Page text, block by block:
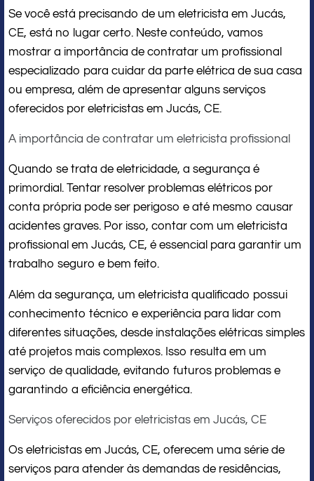
Se você está precisando de um eletricista em Jucás,
CE, está no lugar certo. Neste conteúdo, vamos
mostrar a importância de contratar um profissional
especializado para cuidar da parte elétrica de sua casa
ou empresa, além de apresentar alguns serviços
oferecidos por eletricistas em Jucás, CE.
A importância de contratar um eletricista profissional
Quando se trata de eletricidade, a segurança é
primordial. Tentar resolver problemas elétricos por
conta própria pode ser perigoso e até mesmo causar
acidentes graves. Por isso, contar com um eletricista
profissional em Jucás, CE, é essencial para garantir um
trabalho seguro e bem feito.
Além da segurança, um eletricista qualificado possui
conhecimento técnico e experiência para lidar com
diferentes situações, desde instalações elétricas simples
até projetos mais complexos. Isso resulta em um
serviço de qualidade, evitando futuros problemas e
garantindo a eficiência energética.
Serviços oferecidos por eletricistas em Jucás, CE
Os eletricistas em Jucás, CE, oferecem uma série de
serviços para atender às demandas de residências,